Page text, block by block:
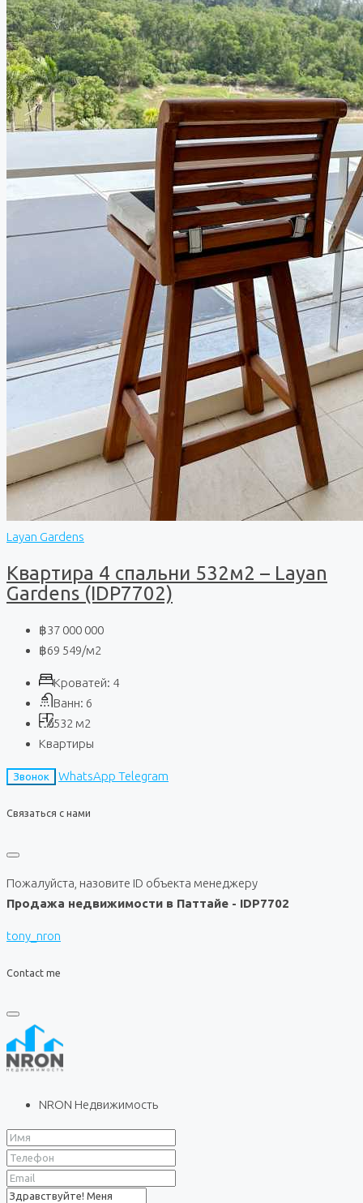
Layan Gardens
Квартира 4 спальни 532м2 – Layan
Gardens (IDP7702)
฿37 000 000
฿69 549/м2
Кроватей: 4
Ванн: 6
532 м2
Квартиры
Звонок WhatsApp Telegram
Связаться с нами
Пожалуйста, назовите ID объекта менеджеру
Продажа недвижимости в Паттайе - IDP7702
tony_nron
Contact me
NRON Недвижимость